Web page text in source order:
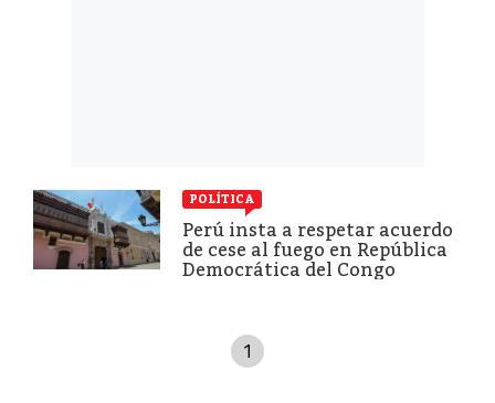
POLÍTICA
Perú insta a respetar acuerdo
de cese al fuego en República
Democrática del Congo
1